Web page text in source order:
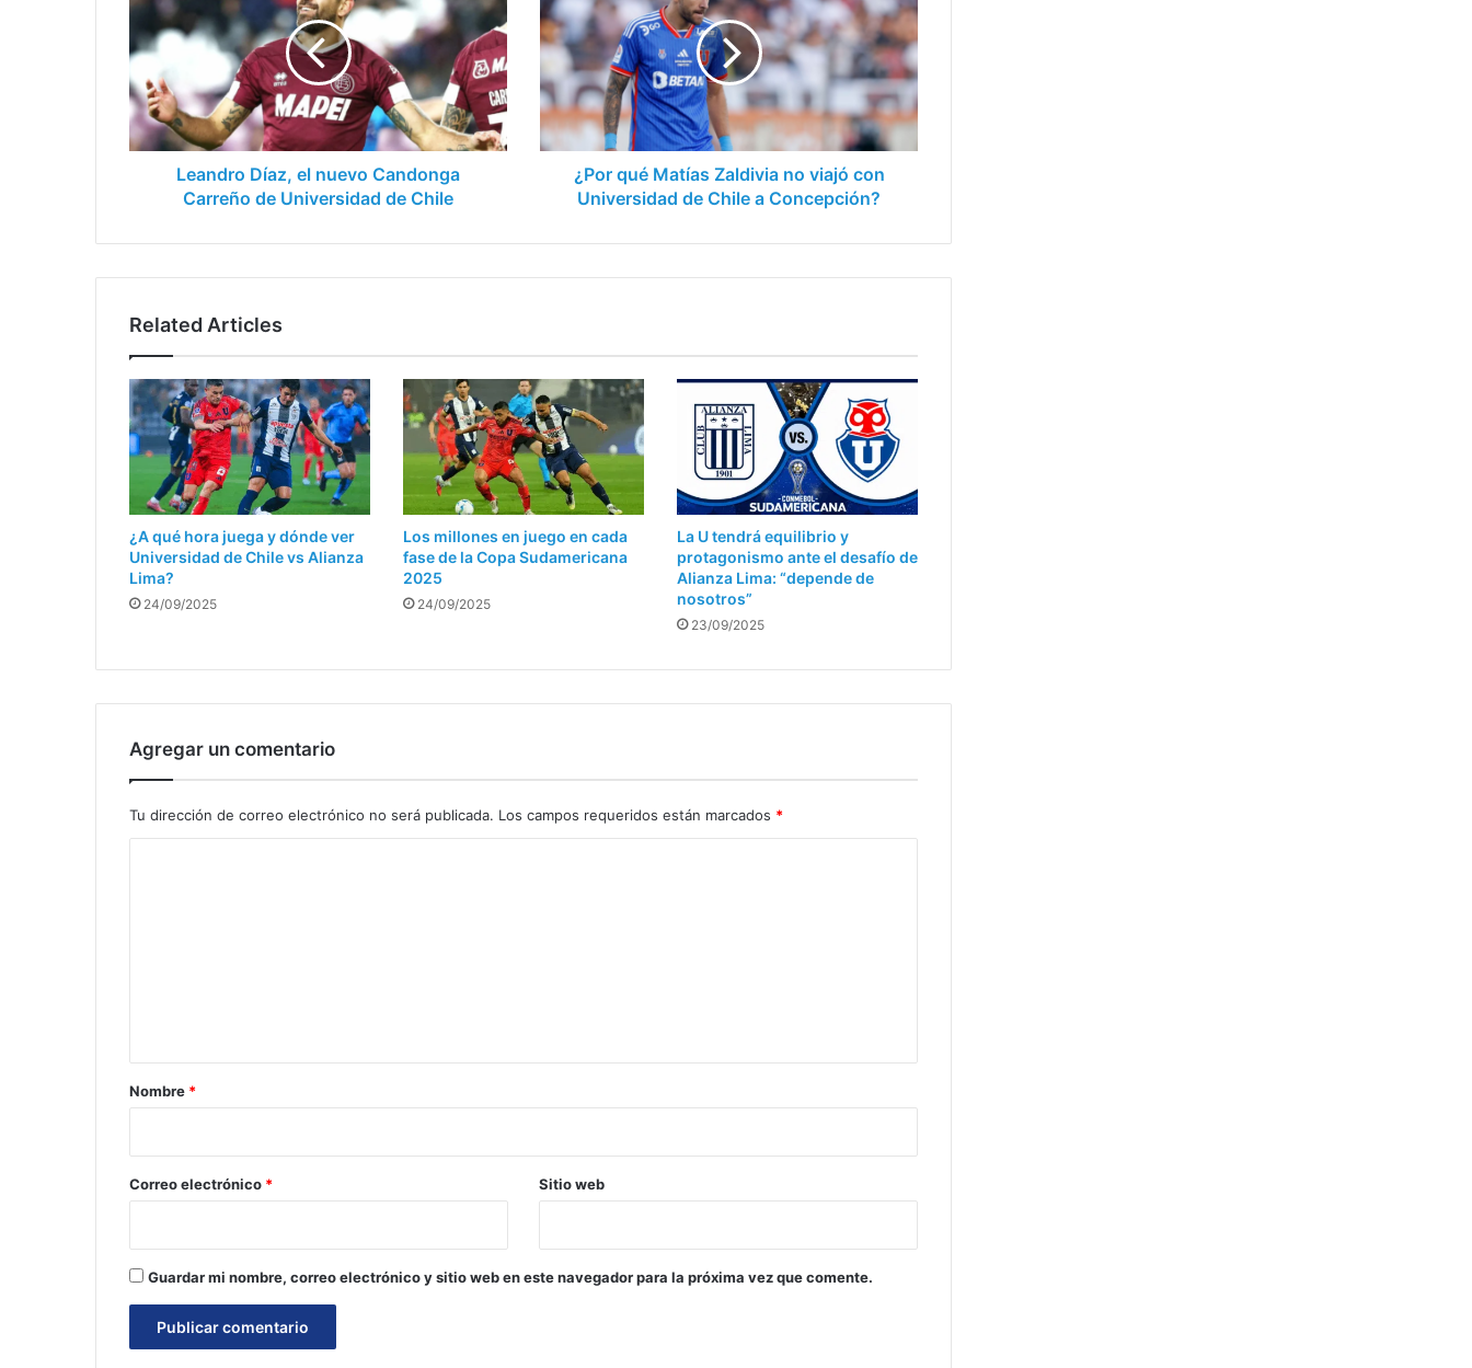
el
nuevo
Candonga
Carreño
de
Universidad
de
Leandro Díaz, el nuevo Candonga
Carreño de Universidad de Chile
Matías
Zaldivia
no
viajó
con
Universidad
de
¿Por qué Matías Zaldivia no viajó con
Universidad de Chile a Concepción?
Related Articles
¿A qué hora juega y dónde ver
Universidad de Chile vs Alianza
Lima?
24/09/2025
Los millones en juego en cada
fase de la Copa Sudamericana
2025
24/09/2025
La U tendrá equilibrio y
protagonismo ante el desafío de
Alianza Lima: “depende de
nosotros”
23/09/2025
Agregar un comentario
Tu dirección de correo electrónico no será publicada. Los campos requeridos están marcados *
r
*
Nombre *
Correo electrónico * Sitio web
Guardar mi nombre, correo electrónico y sitio web en este navegador para la próxima vez que comente.